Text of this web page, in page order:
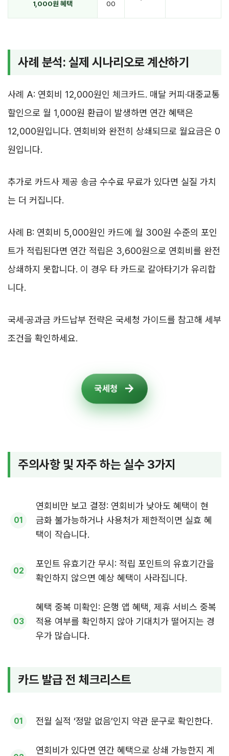
1,000원 혜택 00
사례 분석: 실제 시나리오로 계산하기
사례 A: 연회비 12,000원인 체크카드. 매달 커피·대중교통
할인으로 월 1,000원 환급이 발생하면 연간 혜택은
12,000원입니다. 연회비와 완전히 상쇄되므로 월요금은 0
원입니다.
추가로 카드사 제공 송금 수수료 무료가 있다면 실질 가치
는 더 커집니다.
사례 B: 연회비 5,000원인 카드에 월 300원 수준의 포인
트가 적립된다면 연간 적립은 3,600원으로 연회비를 완전
상쇄하지 못합니다. 이 경우 타 카드로 갈아타기가 유리합
니다.
국세·공과금 카드납부 전략은 국세청 가이드를 참고해 세부
조건을 확인하세요.
국세청
주의사항 및 자주 하는 실수 3가지
연회비만 보고 결정: 연회비가 낮아도 혜택이 현
금화 불가능하거나 사용처가 제한적이면 실효 혜
택이 작습니다.
포인트 유효기간 무시: 적립 포인트의 유효기간을
확인하지 않으면 예상 혜택이 사라집니다.
혜택 중복 미확인: 은행 앱 혜택, 제휴 서비스 중복
적용 여부를 확인하지 않아 기대치가 떨어지는 경
우가 많습니다.
카드 발급 전 체크리스트
전월 실적 ‘정말 없음’인지 약관 문구로 확인한다.
연회비가 있다면 연간 혜택으로 상쇄 가능한지 계